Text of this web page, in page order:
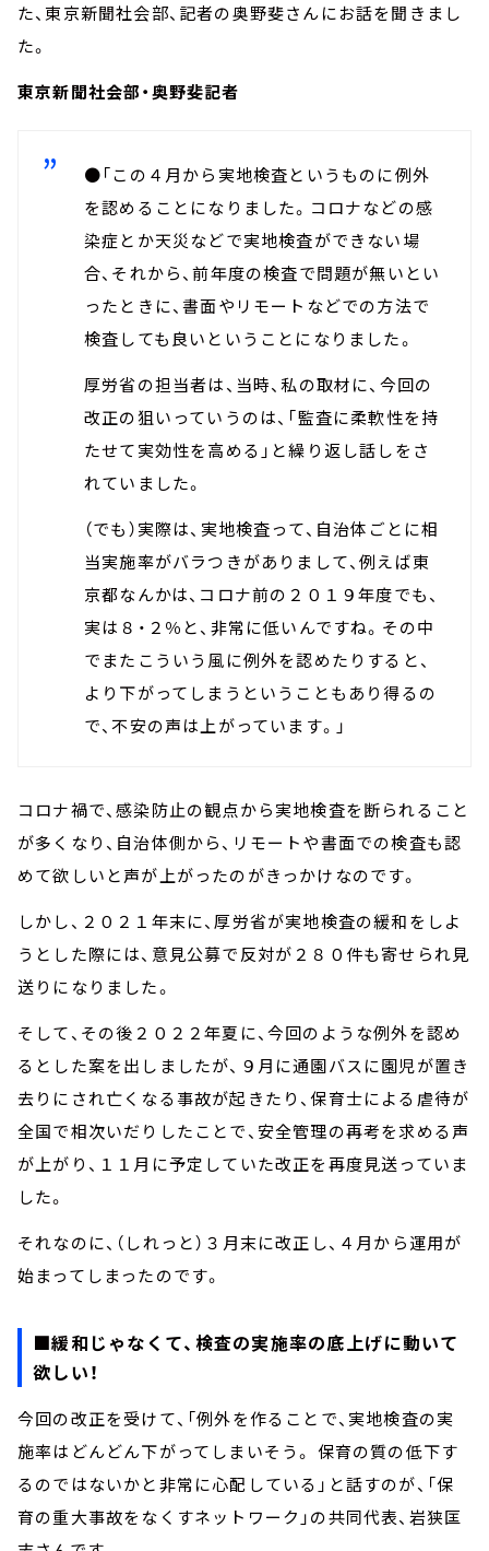
た、東京新聞社会部、記者の奥野斐さんにお話を聞きまし
た。
東京新聞社会部・奥野斐記者
●「この４月から実地検査というものに例外
を認めることになりました。コロナなどの感
染症とか天災などで実地検査ができない場
合、それから、前年度の検査で問題が無いとい
ったときに、書面やリモートなどでの方法で
検査しても良いということになりました。
厚労省の担当者は、当時、私の取材に、今回の
改正の狙いっていうのは、「監査に柔軟性を持
たせて実効性を高める」と繰り返し話しをさ
れていました。
（でも）実際は、実地検査って、自治体ごとに相
当実施率がバラつきがありまして、例えば東
京都なんかは、コロナ前の２０１９年度でも、
実は８・２％と、非常に低いんですね。その中
でまたこういう風に例外を認めたりすると、
より下がってしまうということもあり得るの
で、不安の声は上がっています。」
コロナ禍で、感染防止の観点から実地検査を断られること
が多くなり、自治体側から、リモートや書面での検査も認
めて欲しいと声が上がったのがきっかけなのです。
しかし、２０２１年末に、厚労省が実地検査の緩和をしよ
うとした際には、意見公募で反対が２８０件も寄せられ見
送りになりました。
そして、その後２０２２年夏に、今回のような例外を認め
るとした案を出しましたが、９月に通園バスに園児が置き
去りにされ亡くなる事故が起きたり、保育士による虐待が
全国で相次いだりしたことで、安全管理の再考を求める声
が上がり、１１月に予定していた改正を再度見送っていま
した。
それなのに、（しれっと）３月末に改正し、４月から運用が
始まってしまったのです。
■緩和じゃなくて、検査の実施率の底上げに動いて
欲しい！
今回の改正を受けて、「例外を作ることで、実地検査の実
施率はどんどん下がってしまいそう。 保育の質の低下す
るのではないかと非常に心配している」と話すのが、「保
育の重大事故をなくすネットワーク」の共同代表、岩狭匡